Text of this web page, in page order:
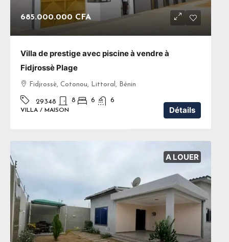
685.000.000 CFA
Villa de prestige avec piscine à vendre à
Fidjrossè Plage
Fidjrossè, Cotonou, Littoral, Bénin
29348 8 6 6
VILLA / MAISON Détails
A LOUER